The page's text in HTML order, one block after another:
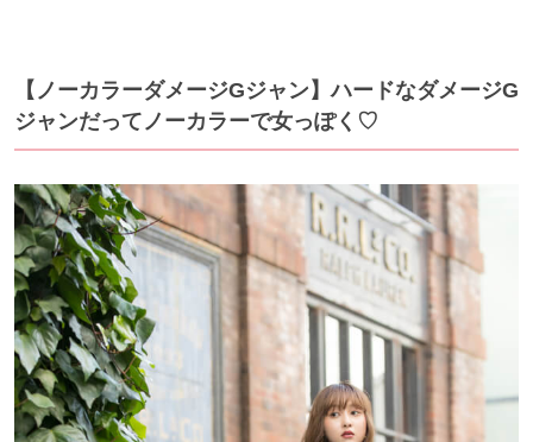
【ノーカラーダメージGジャン】ハードなダメージG
ジャンだってノーカラーで女っぽく♡